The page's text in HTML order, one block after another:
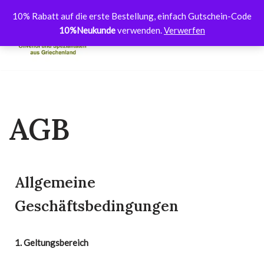
10% Rabatt auf die erste Bestellung, einfach Gutschein-Code
10%Neukundeverwenden.Verwerfen
Inhalt
AGB
Allgemeine
Geschäftsbedingungen
1. Geltungsbereich